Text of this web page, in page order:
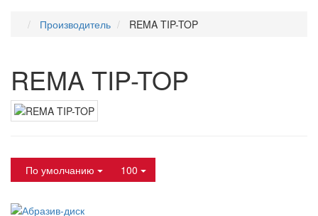
Производитель REMA TIP-TOP
REMA TIP-TOP
По умолчанию 100